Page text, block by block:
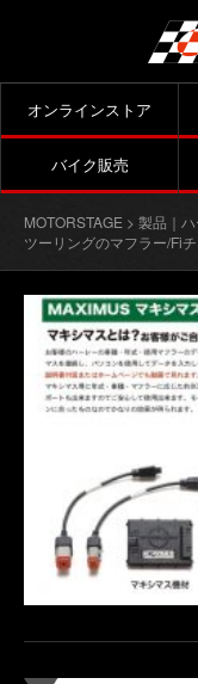
オンラインストア
バイク販売
MOTORSTAGE > 製品｜
ツーリングのマフラー/Fi